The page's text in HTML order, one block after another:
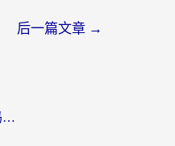
后一篇文章 →
海外党必看：穿梭VPN好用吗？和云帆VPN对比哪个回国效果更好？附真实测评+避坑指南